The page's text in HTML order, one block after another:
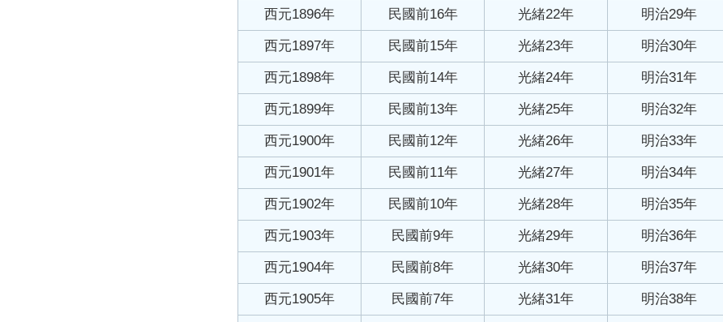
西元1896年 民國前16年 光緒22年 明治29年
西元1897年 民國前15年 光緒23年 明治30年
西元1898年 民國前14年 光緒24年 明治31年
西元1899年 民國前13年 光緒25年 明治32年
西元1900年 民國前12年 光緒26年 明治33年
西元1901年 民國前11年 光緒27年 明治34年
西元1902年 民國前10年 光緒28年 明治35年
西元1903年 民國前9年 光緒29年 明治36年
西元1904年 民國前8年 光緒30年 明治37年
西元1905年 民國前7年 光緒31年 明治38年